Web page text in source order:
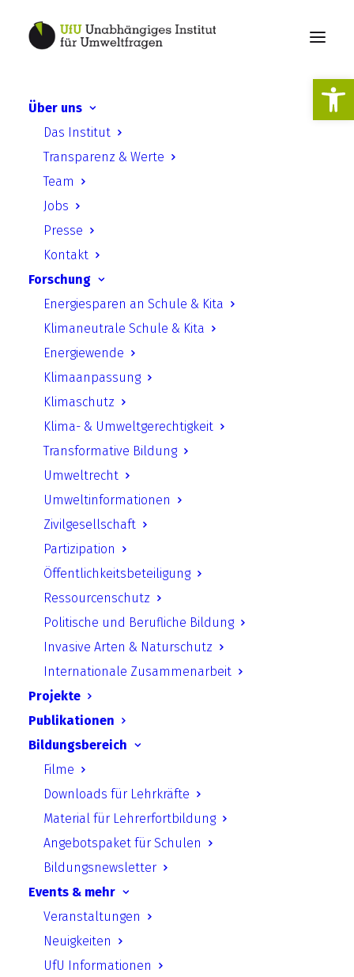
Über uns
Das Institut
Transparenz & Werte
Team
Jobs
Presse
Kontakt
Forschung
Energiesparen an Schule & Kita
Klimaneutrale Schule & Kita
Energiewende
Klimaanpassung
Klimaschutz
Klima- & Umweltgerechtigkeit
Transformative Bildung
Umweltrecht
Umweltinformationen
Zivilgesellschaft
Partizipation
Öffentlichkeitsbeteiligung
Ressourcenschutz
Politische und Berufliche Bildung
Invasive Arten & Naturschutz
Internationale Zusammenarbeit
Projekte
Publikationen
Bildungsbereich
Filme
Downloads für Lehrkräfte
Material für Lehrerfortbildung
Angebotspaket für Schulen
Bildungsnewsletter
Events & mehr
Veranstaltungen
Neuigkeiten
UfU Informationen
Zukunft.Macht.Meinung
Rechtsschutz 3 - Wissenschaftliche
Unterstützung des Rechtsschutzes in
Umweltangelegenheiten in der 21.
Legislaturperiode
RevierUPGRADE 2.0. Junge Köpfe für
eine lebenswerte Zukunft in Cottbus
und Halle
Ehrenamtlicher Naturschutz vor dem
Hintergrund gesellschaftlichen
Wandels
fifty/fifty